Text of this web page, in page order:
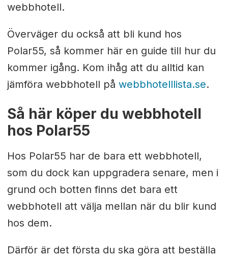
webbhotell.
Överväger du också att bli kund hos
Polar55, så kommer här en guide till hur du
kommer igång. Kom ihåg att du alltid kan
jämföra webbhotell på webbhotelllista.se.
Så här köper du webbhotell
hos Polar55
Hos Polar55 har de bara ett webbhotell,
som du dock kan uppgradera senare, men i
grund och botten finns det bara ett
webbhotell att välja mellan när du blir kund
hos dem.
Därför är det första du ska göra att beställa